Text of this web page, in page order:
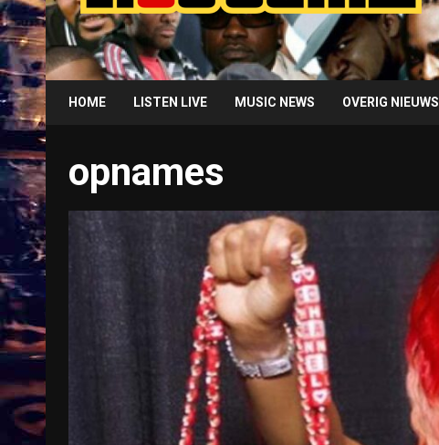
HOME LISTEN LIVE MUSIC NEWS OVERIG NIEUWS
opnames
Treinkaartjes worden duurder,
abonnementen verdwijnen
9 months ago